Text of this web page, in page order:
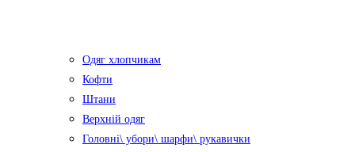
Одяг хлопчикам
Кофти
Штани
Верхній одяг
Головні\ убори\ шарфи\ рукавички